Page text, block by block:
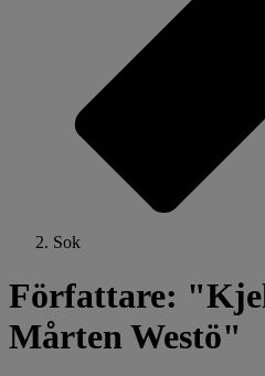
Sok
Författare:
Mårten Westö"